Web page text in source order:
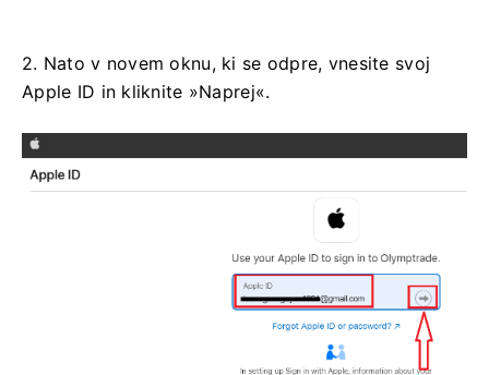
2. Nato v novem oknu, ki se odpre, vnesite svoj
Apple ID in kliknite »Naprej«.